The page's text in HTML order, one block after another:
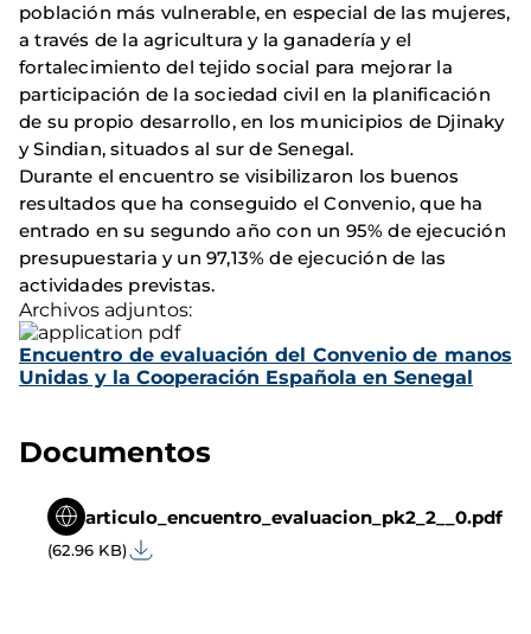
población más vulnerable, en especial de las mujeres,
a través de la agricultura y la ganadería y el
fortalecimiento del tejido social para mejorar la
participación de la sociedad civil en la planificación
de su propio desarrollo, en los municipios de Djinaky
y Sindian, situados al sur de Senegal.
Durante el encuentro se visibilizaron los buenos
resultados que ha conseguido el Convenio, que ha
entrado en su segundo año con un 95% de ejecución
presupuestaria y un 97,13% de ejecución de las
actividades previstas.
Archivos adjuntos:
Encuentro de evaluación del Convenio de manos
Unidas y la Cooperación Española en Senegal
Documentos
articulo_encuentro_evaluacion_pk2_2__0.pdf
(62.96 KB)